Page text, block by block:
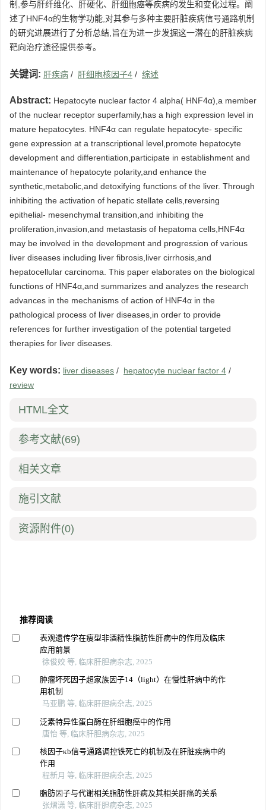
制,参与肝纤维化、肝硬化、肝细胞癌等疾病的发生和变化过程。阐
述了HNF4α的生物学功能,对其参与多种主要肝脏疾病信号通路机制
的研究进展进行了分析总结,旨在为进一步发掘这一潜在的肝脏疾病
靶向治疗途径提供参考。
关键词: 肝疾病 / 肝细胞核因子4 / 综述
Abstract: Hepatocyte nuclear factor 4 alpha( HNF4α),a member
of the nuclear receptor superfamily,has a high expression level in
mature hepatocytes. HNF4α can regulate hepatocyte- specific
gene expression at a transcriptional level,promote hepatocyte
development and differentiation,participate in establishment and
maintenance of hepatocyte polarity,and enhance the
synthetic,metabolic,and detoxifying functions of the liver. Through
inhibiting the activation of hepatic stellate cells,reversing
epithelial- mesenchymal transition,and inhibiting the
proliferation,invasion,and metastasis of hepatoma cells,HNF4α
may be involved in the development and progression of various
liver diseases including liver fibrosis,liver cirrhosis,and
hepatocellular carcinoma. This paper elaborates on the biological
functions of HNF4α,and summarizes and analyzes the research
advances in the mechanisms of action of HNF4α in the
pathological process of liver diseases,in order to provide
references for further investigation of the potential targeted
therapies for liver diseases.
Key words: liver diseases / hepatocyte nuclear factor 4 /
review
HTML全文
参考文献(69)
相关文章
施引文献
资源附件(0)
推荐阅读
表观遗传学在瘦型非酒精性脂肪性肝病中的作用及临床
应用前景
徐俊姣 等, 临床肝胆病杂志, 2025
肿瘤坏死因子超家族因子14（light）在慢性肝病中的作
用机制
马亚鹏 等, 临床肝胆病杂志, 2025
泛素特异性蛋白酶在肝细胞癌中的作用
唐怡 等, 临床肝胆病杂志, 2025
核因子κb信号通路调控铁死亡的机制及在肝脏疾病中的
作用
程新月 等, 临床肝胆病杂志, 2025
脂肪因子与代谢相关脂肪性肝病及其相关肝癌的关系
张熠潇 等, 临床肝胆病杂志, 2025